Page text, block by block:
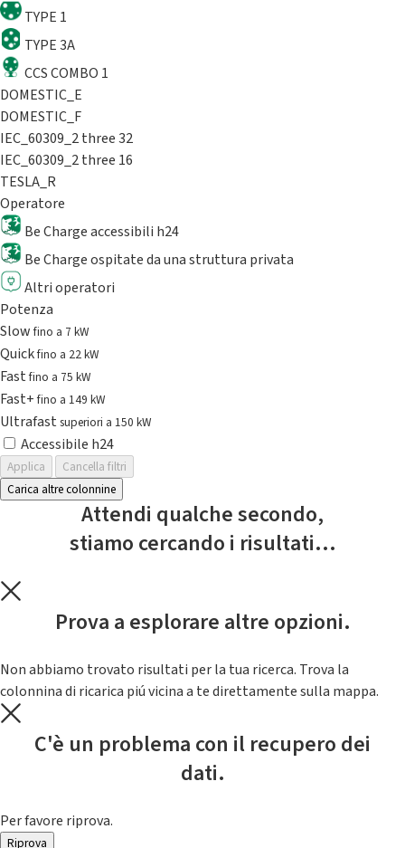
TYPE 1
TYPE 3A
CCS COMBO 1
DOMESTIC_E
DOMESTIC_F
IEC_60309_2 three 32
IEC_60309_2 three 16
TESLA_R
Operatore
Be Charge accessibili h24
Be Charge ospitate da una struttura privata
Altri operatori
Potenza
Slowfino a 7 kW
Quickfino a 22 kW
Fastfino a 75 kW
Fast+fino a 149 kW
Ultrafast superiori a 150 kW
Accessibile h24
Applica
Cancella filtri
Carica altre colonnine
Attendi qualche secondo,
stiamo cercando i risultati...
Prova a esplorare altre opzioni.
Non abbiamo trovato risultati per la tua ricerca. Trova la
colonnina di ricarica piú vicina a te direttamente sulla mappa.
C'è un problema con il recupero dei
dati.
Per favore riprova.
Riprova